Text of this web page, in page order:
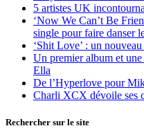
5 artistes UK
‘Now We Can’t Be
single pour faire danser
‘Shit Love’ : un
Un premier album et
Ella
De l’Hyperlove pour
Charli XCX dévoile ses
Rechercher sur le site